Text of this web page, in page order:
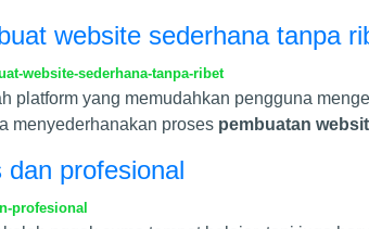
website sederhana tanpa
website-sederhana-tanpa-ribet
platform yang memudahkan pengguna
menyederhanakan proses pembuatan
dan profesional
profesional